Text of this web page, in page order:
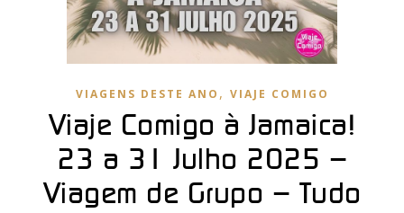
VIAGENS DESTE ANO , VIAJE COMIGO
Viaje Comigo à Jamaica!
23 a 31 Julho 2025 –
Viagem de Grupo – Tudo